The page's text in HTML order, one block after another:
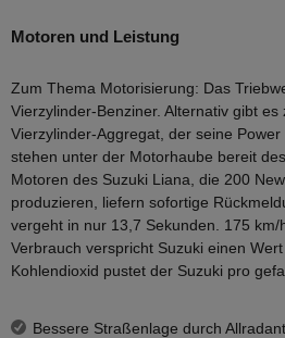
Motoren und Leistung
Zum Thema Motorisierung: Das
Vierzylinder-Benziner. Alternativ gibt
Vierzylinder-Aggregat, der seine
stehen unter der Motorhaube bereit
Motoren des Suzuki Liana, die 200
produzieren, liefern sofortige
vergeht in nur 13,7 Sekunden. 175
Verbrauch verspricht Suzuki einen
Kohlendioxid pustet der Suzuki pro
Bessere Straßenlage durch